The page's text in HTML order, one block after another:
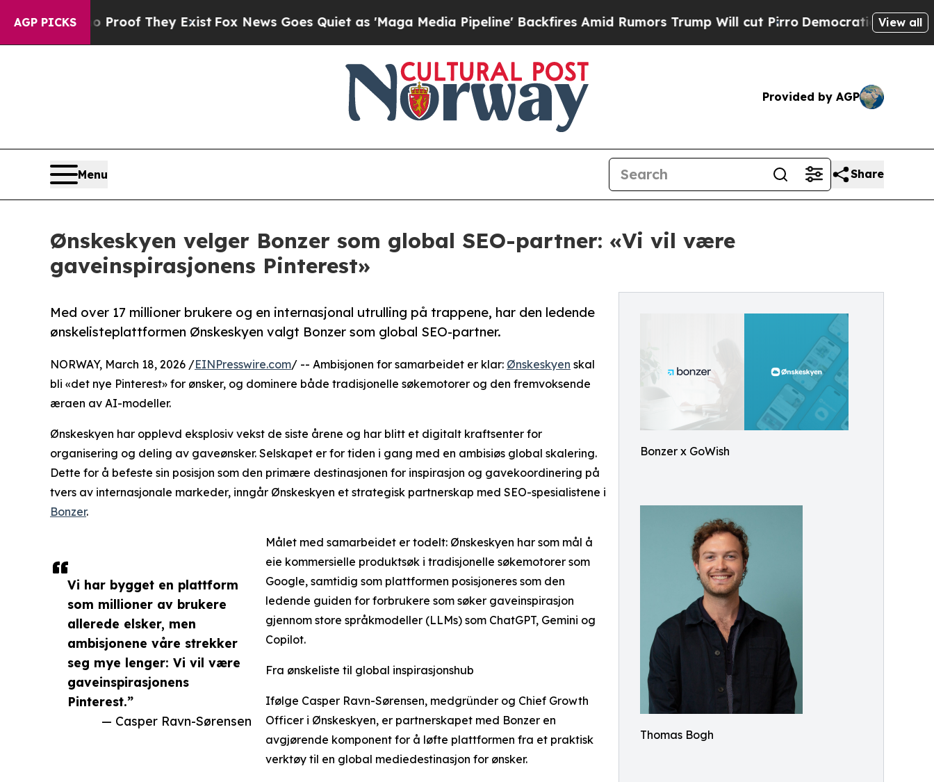
AGP PICKS
no Proof They ExistFox News Goes Quiet as 'Maga Media Pipeline' Backfires Amid Rumors Trump Will cut PirroDemocratic Socialists ofView all
Provided by AGP
Menu Share
Ønskeskyen velger Bonzer som global SEO-partner: «Vi vil være
gaveinspirasjonens Pinterest»
Bonzer x GoWish
Thomas Bogh
Med over 17 millioner brukere og en internasjonal utrulling på trappene, har den ledende
ønskelisteplattformen Ønskeskyen valgt Bonzer som global SEO-partner.
Vi har bygget en plattform
som millioner av brukere
allerede elsker, men
ambisjonene våre strekker
seg mye lenger: Vi vil være
gaveinspirasjonens
Pinterest.”
— Casper Ravn-Sørensen
NORWAY, March 18, 2026 /EINPresswire.com/ -- Ambisjonen for samarbeidet er klar: Ønskeskyen skal
bli «det nye Pinterest» for ønsker, og dominere både tradisjonelle søkemotorer og den fremvoksende
æraen av AI-modeller.
Ønskeskyen har opplevd eksplosiv vekst de siste årene og har blitt et digitalt kraftsenter for
organisering og deling av gaveønsker. Selskapet er for tiden i gang med en ambisiøs global skalering.
Dette for å befeste sin posisjon som den primære destinasjonen for inspirasjon og gavekoordinering på
tvers av internasjonale markeder, inngår Ønskeskyen et strategisk partnerskap med SEO-spesialistene i
Bonzer.
Målet med samarbeidet er todelt: Ønskeskyen har som mål å
eie kommersielle produktsøk i tradisjonelle søkemotorer som
Google, samtidig som plattformen posisjoneres som den
ledende guiden for forbrukere som søker gaveinspirasjon
gjennom store språkmodeller (LLMs) som ChatGPT, Gemini og
Copilot.
Fra ønskeliste til global inspirasjonshub
Ifølge Casper Ravn-Sørensen, medgründer og Chief Growth
Officer i Ønskeskyen, er partnerskapet med Bonzer en
avgjørende komponent for å løfte plattformen fra et praktisk
verktøy til en global mediedestinasjon for ønsker.